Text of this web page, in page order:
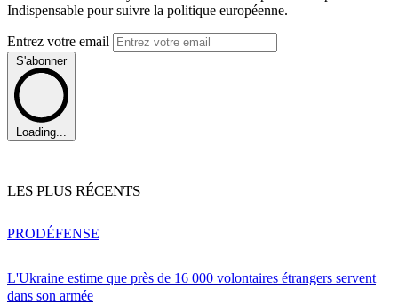
Indispensable pour suivre la politique européenne.
Entrez votre email
S'abonner
Loading...
LES PLUS RÉCENTS
L'Ukraine estime que près de 16 000 volontaires étrangers servent
dans son armée
PRODÉFENSE